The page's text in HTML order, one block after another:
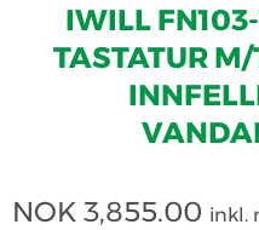
IWILL
TASTATUR
NOK 3,855.00 inkl.